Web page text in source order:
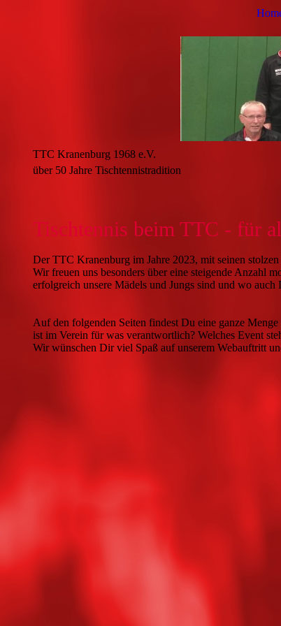
TTC Kranenburg 1968 e.V.
über 50 Jahre Tischtennistradition
Tischtennis beim TTC - für
Der TTC Kranenburg im Jahre 2023, mit seinen
Wir freuen uns besonders über eine steigende Anzahl
erfolgreich unsere Mädels und Jungs sind und wo
Auf den folgenden Seiten findest Du eine ganze
ist im Verein für was verantwortlich? Welches Event
Wir wünschen Dir viel Spaß auf unserem Webauftritt